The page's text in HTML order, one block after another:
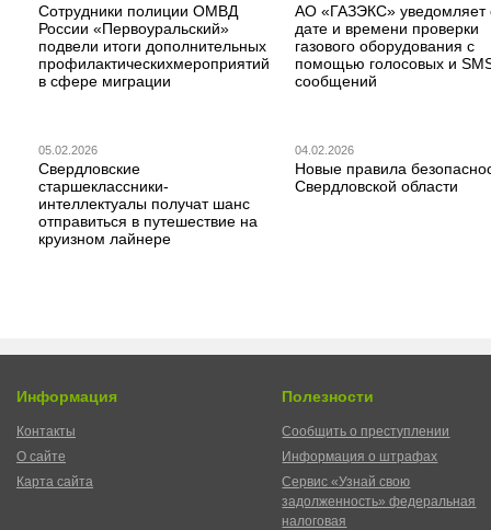
Сотрудники полиции ОМВД
России «Первоуральский»
подвели итоги дополнительных
профилактическихмероприятий
в сфере миграции
АО «ГАЗЭКС» уведомляет
дате и времени проверки
газового оборудования с
помощью голосовых и
сообщений
05.02.2026
Свердловские
старшеклассники-
интеллектуалы получат шанс
отправиться в путешествие на
круизном лайнере
04.02.2026
Новые правила
Свердловской области
Информация
Контакты
О сайте
Карта сайта
Полезности
Сообщить о преступлении
Информация о штрафах
Сервис «Узнай свою
задолженность» федеральная
налоговая